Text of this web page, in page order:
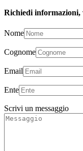
Richiedi
Nome
Cognome
Email
Ente
Scrivi un messaggio